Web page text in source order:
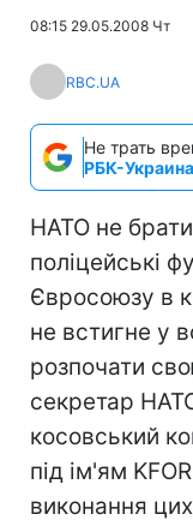
08:15 29.05.2008 Чт
RBC.UA
Не трать
РБК-
НАТО не
поліцейські
Євросоюзу в
не встигне у
розпочати
секретар
косовський
під ім'ям
виконання